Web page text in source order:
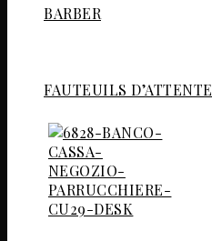
BARBER
FAUTEUILS D’ATTENTE